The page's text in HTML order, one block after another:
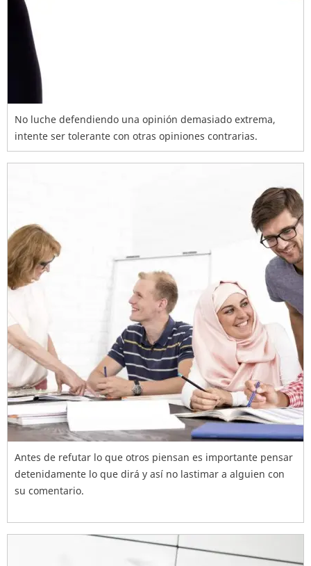
No luche defendiendo una opinión demasiado extrema,
intente ser tolerante con otras opiniones contrarias.
Antes de refutar lo que otros piensan es importante pensar
detenidamente lo que dirá y así no lastimar a alguien con
su comentario.